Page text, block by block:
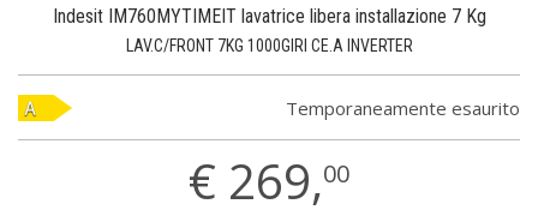
Indesit IM760MYTIMEIT lavatrice libera installazione 7 Kg
LAV.C/FRONT 7KG 1000GIRI CE.A INVERTER
Temporaneamente esaurito
€ 269,00